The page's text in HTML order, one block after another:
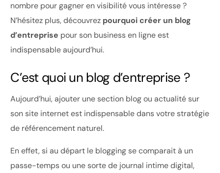
nombre pour gagner en visibilité vous intéresse ?
N’hésitez plus, découvrez pourquoi créer un blog
d’entreprise pour son business en ligne est
indispensable aujourd’hui.
C’est quoi un blog d’entreprise ?
Aujourd’hui, ajouter une section blog ou actualité sur
son site internet est indispensable dans votre stratégie
de référencement naturel.
En effet, si au départ le blogging se comparait à un
passe-temps ou une sorte de journal intime digital,